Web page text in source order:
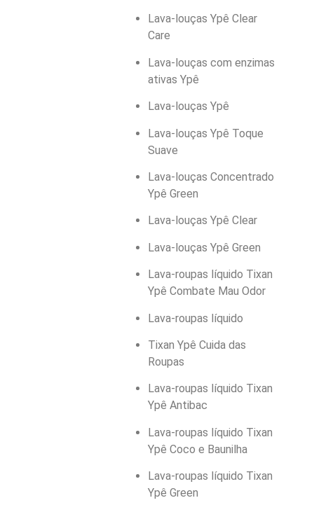
Lava-louças Ypê Clear
Care
Lava-louças com enzimas
ativas Ypê
Lava-louças Ypê
Lava-louças Ypê Toque
Suave
Lava-louças Concentrado
Ypê Green
Lava-louças Ypê Clear
Lava-louças Ypê Green
Lava-roupas líquido Tixan
Ypê Combate Mau Odor
Lava-roupas líquido
Tixan Ypê Cuida das
Roupas
Lava-roupas líquido Tixan
Ypê Antibac
Lava-roupas líquido Tixan
Ypê Coco e Baunilha
Lava-roupas líquido Tixan
Ypê Green